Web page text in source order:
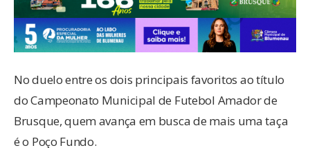
No duelo entre os dois principais favoritos ao título
do Campeonato Municipal de Futebol Amador de
Brusque, quem avança em busca de mais uma taça
é o Poço Fundo.